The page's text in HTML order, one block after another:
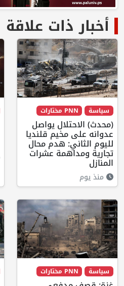
أخبار ذات علاقة
سياسة PNN مختارات
(محدث) الاحتلال يواصل
عدوانه على مخيم قلنديا
لليوم الثاني: هدم محال
تجارية ومداهمة عشرات
المنازل
منذ يوم
سياسة PNN مختارات